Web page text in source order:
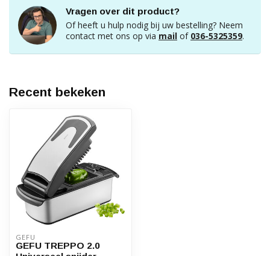
Vragen over dit product?
Of heeft u hulp nodig bij uw bestelling? Neem
contact met ons op via mail of 036-5325359.
Recent bekeken
GEFU
GEFU TREPPO 2.0